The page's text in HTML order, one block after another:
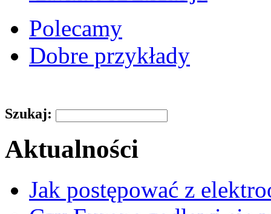
Polecamy
Dobre przykłady
Szukaj:
Aktualności
Jak postępować z